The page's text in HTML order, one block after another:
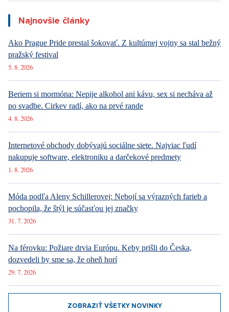
Najnovšie články
Ako Prague Pride prestal šokovať. Z kultúrnej vojny sa stal bežný
pražský festival
5. 8. 2026
Beriem si mormóna: Nepije alkohol ani kávu, sex si necháva až
po svadbe. Cirkev radí, ako na prvé rande
4. 8. 2026
Internetové obchody dobývajú sociálne siete. Najviac ľudí
nakupuje software, elektroniku a darčekové predmety
1. 8. 2026
Móda podľa Aleny Schillerovej: Nebojí sa výrazných farieb a
pochopila, že štýl je súčasťou jej značky
31. 7. 2026
Na férovku: Požiare drvia Európu. Keby prišli do Česka,
dozvedeli by sme sa, že oheň horí
29. 7. 2026
ZOBRAZIŤ VŠETKY NOVINKY